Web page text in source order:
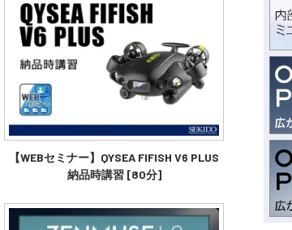
【WEBセミナー】QYSEA FIFISH V6 PLUS
納品時講習 [80分]